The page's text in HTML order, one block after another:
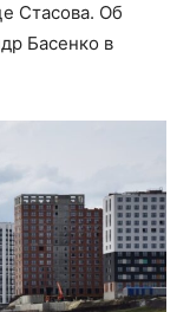
Стасова. Об
Басенко в